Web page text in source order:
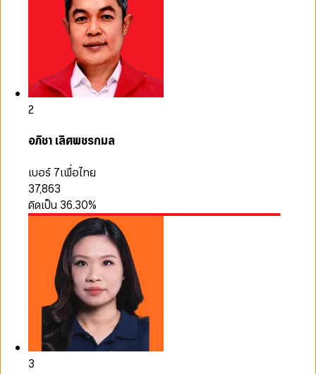
2
อภิชา เลิศพชรกมล
เบอร์ 7เพื่อไทย
37,863
คิดเป็น 36.30%
3